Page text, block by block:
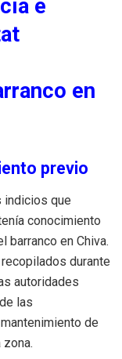
e
en
previo
indicios que
conocimiento
en Chiva.
durante
autoridades
las
de